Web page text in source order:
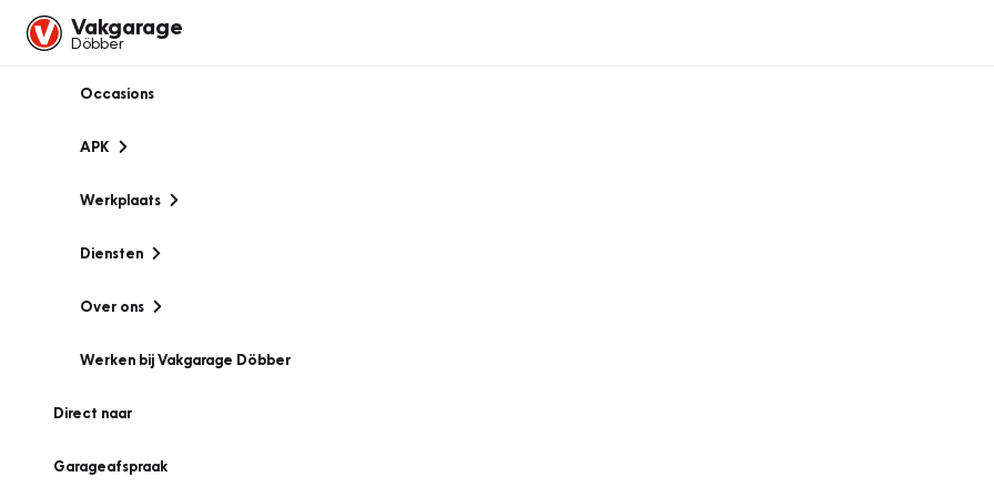
Vakgarage
Döbber
Occasions
APK
Werkplaats
Diensten
Over ons
Werken bij Vakgarage Döbber
Direct naar
Garageafspraak